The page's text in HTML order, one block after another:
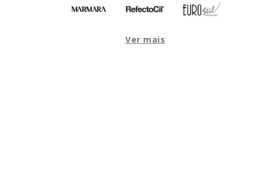
Ver mais